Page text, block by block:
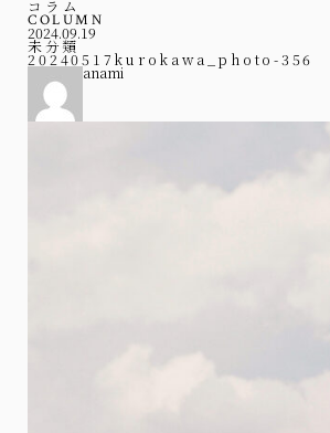
コラム
COLUMN
2024.09.19
未分類
20240517kurokawa_photo-356
anami